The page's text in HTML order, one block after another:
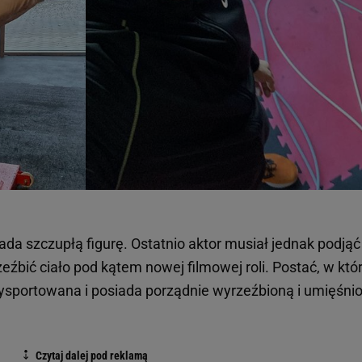
szczupłą figurę. Ostatnio aktor musiał jednak
ciało pod kątem nowej filmowej roli. Postać, w
i posiada porządnie wyrzeźbioną i